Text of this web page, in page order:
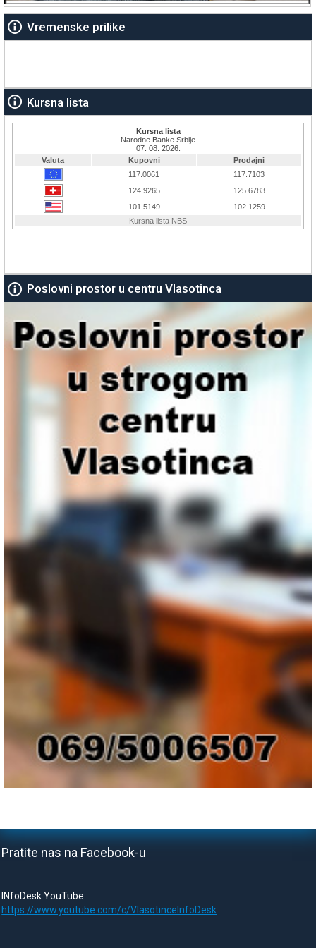
Vremenske prilike
Kursna lista
Poslovni prostor u centru Vlasotinca
Pratite nas na Facebook-u
INfoDesk YouTube
https://www.youtube.com/c/VlasotinceInfoDesk